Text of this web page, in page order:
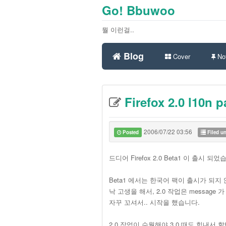
Go! Bbuwoo
뭘 이런걸..
Blog Cover
Firefox 2.0 l10n
Posted 2006/07/22 03:56 Filed
드디어 Firefox 2.0 Beta1 이 출시 되었
Beta1 에서는 한국어 팩이 출시가 되
낙 고생을 해서, 2.0 작업은 message
자꾸 꼬셔서.. 시작을 했습니다.